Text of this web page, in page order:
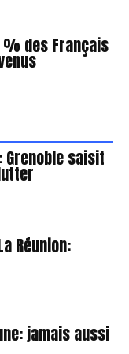
des Français
Grenoble saisit
Réunion:
jamais aussi